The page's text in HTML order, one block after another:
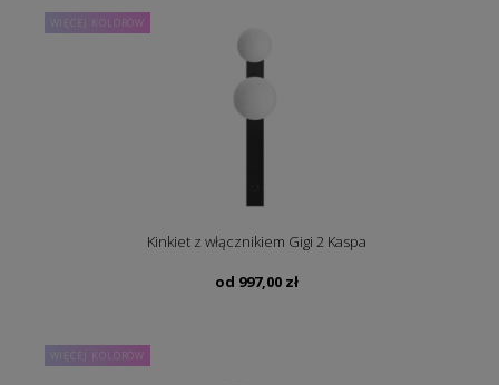
WIĘCEJ KOLORÓW
Kinkiet z włącznikiem Gigi 2 Kaspa
od 997,00 zł
WIĘCEJ KOLORÓW